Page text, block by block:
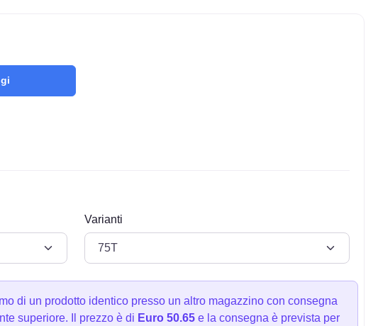
Varianti
di un prodotto identico presso un altro magazzino con consegna
superiore. Il prezzo è di Euro 50.65 e la consegna è prevista per